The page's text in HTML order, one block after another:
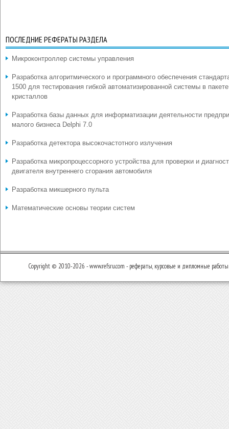
ПОСЛЕДНИЕ РЕФЕРАТЫ РАЗДЕЛА
Микроконтроллер системы управления
Разработка алгоритмического и программного обеспечения
1500 для тестирования гибкой автоматизированной системы в пакете
кристаллов
Разработка базы данных для информатизации деятельности
малого бизнеса Delphi 7.0
Разработка детектора высокочастотного излучения
Разработка микропроцессорного устройства для проверки и
двигателя внутреннего сгорания автомобиля
Разработка микшерного пульта
Математические основы теории систем
Copyright © 2010-2026 - www.refsru.com - рефераты, курсовые и дипломные работы